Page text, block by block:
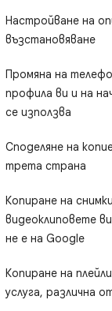
Настройване на
възстановяване
Промяна на
профила ви и на
се използва
Споделяне на
трета страна
Копиране на
видеоклиповете
не е на Google
Копиране на
услуга, различна